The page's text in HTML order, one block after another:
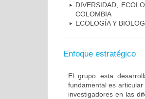
DIVERSIDAD,
COLOMBIA
ECOLOGÍA Y
Enfoque estratégico
El grupo esta
fundamental es
investigadores en las